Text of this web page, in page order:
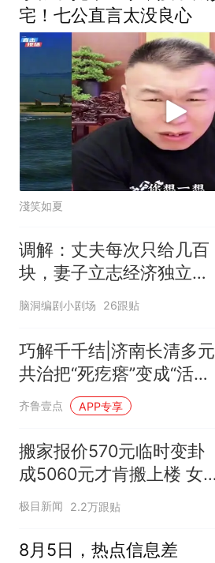
宅！七公直言太没良心
淺笑如夏
调解：丈夫每次只给几百
块，妻子立志经济独立：
不想被当乞丐对待
脑洞编剧小剧场 26跟贴
巧解千千结|济南长清多元
共治把“死疙瘩”变成“活扣
子”
齐鲁壹点 APP专享
搬家报价570元临时变卦
成5060元才肯搬上楼 女
子傻眼
极目新闻 2.2万跟贴
8月5日，热点信息差